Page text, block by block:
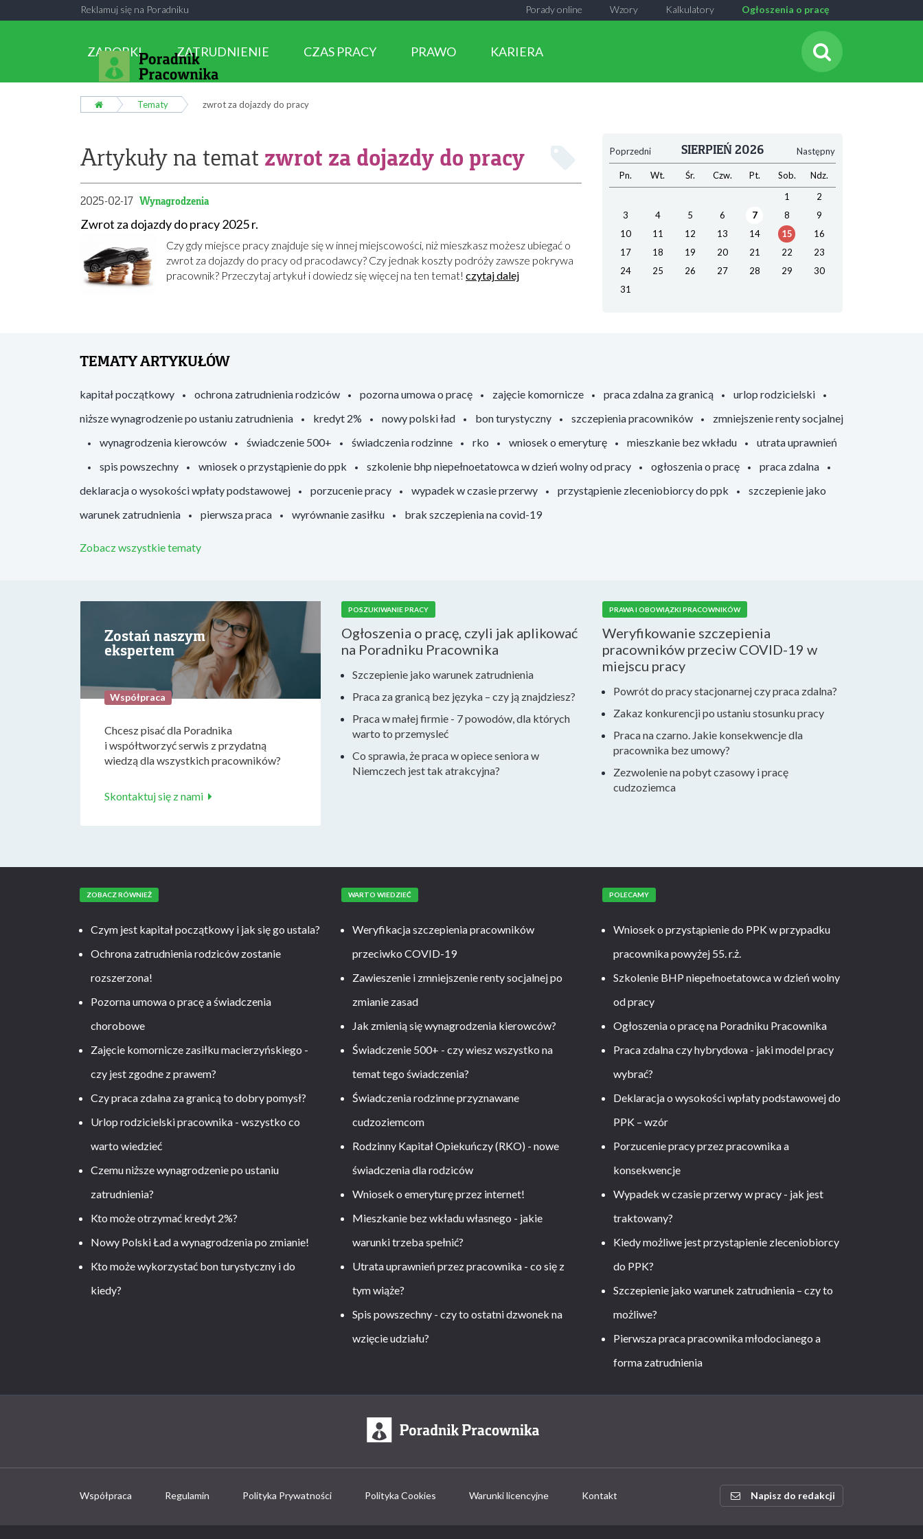
Reklamuj się na Poradniku Ogłoszenia o pracę
Kalkulatory
Wzory
Porady online
ZAROBKI ZATRUDNIENIE CZAS PRACY PRAWO KARIERA
Tematy zwrot za dojazdy do pracy
Artykuły na temat zwrot za dojazdy do pracy
2025-02-17 Wynagrodzenia
Zwrot za dojazdy do pracy 2025 r.
Czy gdy miejsce pracy znajduje się w innej miejscowości, niż mieszkasz możesz ubiegać o
zwrot za dojazdy do pracy od pracodawcy? Czy jednak koszty podróży zawsze pokrywa
pracownik? Przeczytaj artykuł i dowiedz się więcej na ten temat! czytaj dalej
Poprzedni Następny
SIERPIEŃ 2026
Pn. Wt. Śr. Czw. Pt. Sob.
Ndz.
1
2
3
4 5 6 7 8
9
10
11 12 13 14 15
16
17
18 19 20 21 22
23
24
25 26 27 28 29
30
31
TEMATY ARTYKUŁÓW
kapitał początkowy ochrona zatrudnienia rodziców pozorna umowa o pracę zajęcie komornicze praca zdalna za granicą
urlop rodzicielski
niższe wynagrodzenie po ustaniu zatrudnienia
kredyt 2% nowy polski ład bon turystyczny szczepienia pracowników
zmniejszenie renty socjalnej
wynagrodzenia kierowców
świadczenie 500+ świadczenia rodzinne rko wniosek o emeryturę mieszkanie bez wkładu
utrata uprawnień
spis powszechny
wniosek o przystąpienie do ppk szkolenie bhp niepełnoetatowca w dzień wolny od pracy ogłoszenia o pracę
praca zdalna
deklaracja o wysokości wpłaty podstawowej
porzucenie pracy wypadek w czasie przerwy przystąpienie zleceniobiorcy do ppk
szczepienie jako
warunek zatrudnienia
pierwsza praca wyrównanie zasiłku brak szczepienia na covid-19
Zobacz wszystkie tematy
Zostań naszym
ekspertem
Współpraca
Chcesz pisać dla Poradnika
i współtworzyć serwis z przydatną
wiedzą dla wszystkich pracowników?
Skontaktuj się z nami
POSZUKIWANIE PRACY
Ogłoszenia o pracę, czyli jak aplikować
na Poradniku Pracownika
Szczepienie jako warunek zatrudnienia
Praca za granicą bez języka – czy ją znajdziesz?
Praca w małej firmie - 7 powodów, dla których
warto to przemysleć
Co sprawia, że praca w opiece seniora w
Niemczech jest tak atrakcyjna?
PRAWA I OBOWIĄZKI PRACOWNIKÓW
Weryfikowanie szczepienia
pracowników przeciw COVID-19 w
miejscu pracy
Powrót do pracy stacjonarnej czy praca zdalna?
Zakaz konkurencji po ustaniu stosunku pracy
Praca na czarno. Jakie konsekwencje dla
pracownika bez umowy?
Zezwolenie na pobyt czasowy i pracę
cudzoziemca
ZOBACZ RÓWNIEŻ
Czym jest kapitał początkowy i jak się go ustala?
Ochrona zatrudnienia rodziców zostanie
rozszerzona!
Pozorna umowa o pracę a świadczenia
chorobowe
Zajęcie komornicze zasiłku macierzyńskiego -
czy jest zgodne z prawem?
Czy praca zdalna za granicą to dobry pomysł?
Urlop rodzicielski pracownika - wszystko co
warto wiedzieć
Czemu niższe wynagrodzenie po ustaniu
zatrudnienia?
Kto może otrzymać kredyt 2%?
Nowy Polski Ład a wynagrodzenia po zmianie!
Kto może wykorzystać bon turystyczny i do
kiedy?
WARTO WIEDZIEĆ
Weryfikacja szczepienia pracowników
przeciwko COVID-19
Zawieszenie i zmniejszenie renty socjalnej po
zmianie zasad
Jak zmienią się wynagrodzenia kierowców?
Świadczenie 500+ - czy wiesz wszystko na
temat tego świadczenia?
Świadczenia rodzinne przyznawane
cudzoziemcom
Rodzinny Kapitał Opiekuńczy (RKO) - nowe
świadczenia dla rodziców
Wniosek o emeryturę przez internet!
Mieszkanie bez wkładu własnego - jakie
warunki trzeba spełnić?
Utrata uprawnień przez pracownika - co się z
tym wiąże?
Spis powszechny - czy to ostatni dzwonek na
wzięcie udziału?
POLECAMY
Wniosek o przystąpienie do PPK w przypadku
pracownika powyżej 55. r.ż.
Szkolenie BHP niepełnoetatowca w dzień wolny
od pracy
Ogłoszenia o pracę na Poradniku Pracownika
Praca zdalna czy hybrydowa - jaki model pracy
wybrać?
Deklaracja o wysokości wpłaty podstawowej do
PPK – wzór
Porzucenie pracy przez pracownika a
konsekwencje
Wypadek w czasie przerwy w pracy - jak jest
traktowany?
Kiedy możliwe jest przystąpienie zleceniobiorcy
do PPK?
Szczepienie jako warunek zatrudnienia – czy to
możliwe?
Pierwsza praca pracownika młodocianego a
forma zatrudnienia
Współpraca Regulamin Polityka Prywatności Polityka Cookies Warunki licencyjne Kontakt Napisz do redakcji